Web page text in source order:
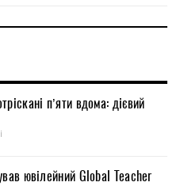
п’яти вдома: дієвий
ювілейний Global Teacher